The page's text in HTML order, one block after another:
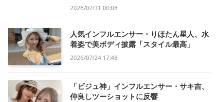
2026/07/31 00:08
人気インフルエンサー・りほたん星人、水
着姿で美ボディ披露「スタイル最高」
2026/07/24 17:48
「ビジュ神」インフルエンサー・サキ吉、
仲良しツーショットに反響